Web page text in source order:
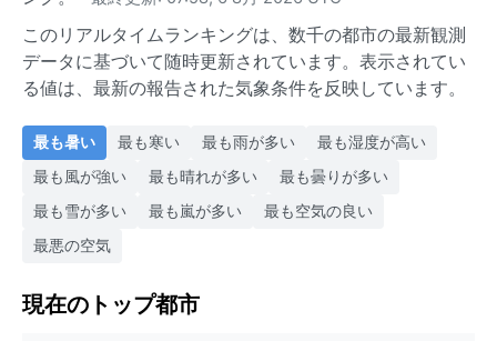
このリアルタイムランキングは、数千の都市の最新観測
データに基づいて随時更新されています。表示されてい
る値は、最新の報告された気象条件を反映しています。
最も暑い 最も寒い 最も雨が多い
最も湿度が高い
最も風が強い
最も晴れが多い
最も曇りが多い
最も雪が多い
最も嵐が多い
最も空気の良い
最悪の空気
現在のトップ都市